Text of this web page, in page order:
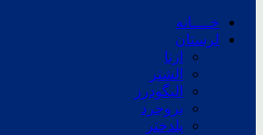
خــــانه
لرستان
ازنا
الشتر
الیگودرز
بروجرد
پلدختر